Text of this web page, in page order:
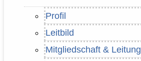
Profil
Leitbild
Mitgliedschaft & Leitung